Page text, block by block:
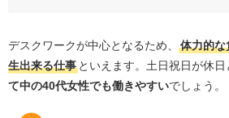
女性が40代から一生出来る仕事を見
資格
日商簿記
デスクワークが中心となるため、
体力的な
生出来る仕事といえます。土日祝日が休日
て中の40代女性でも働きやすいでしょう。